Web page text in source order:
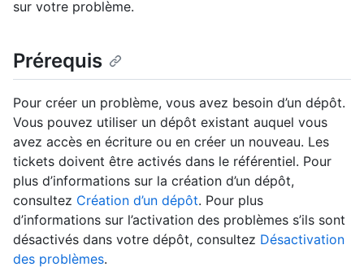
sur votre problème.
Prérequis
Pour créer un problème, vous avez besoin d’un dépôt.
Vous pouvez utiliser un dépôt existant auquel vous
avez accès en écriture ou en créer un nouveau. Les
tickets doivent être activés dans le référentiel. Pour
plus d’informations sur la création d’un dépôt,
consultez Création d’un dépôt. Pour plus
d’informations sur l’activation des problèmes s’ils sont
désactivés dans votre dépôt, consultez Désactivation
des problèmes.